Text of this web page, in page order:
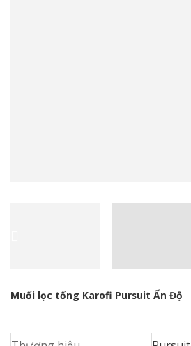
Muối lọc tổng Karofi Pursuit Ấn Độ